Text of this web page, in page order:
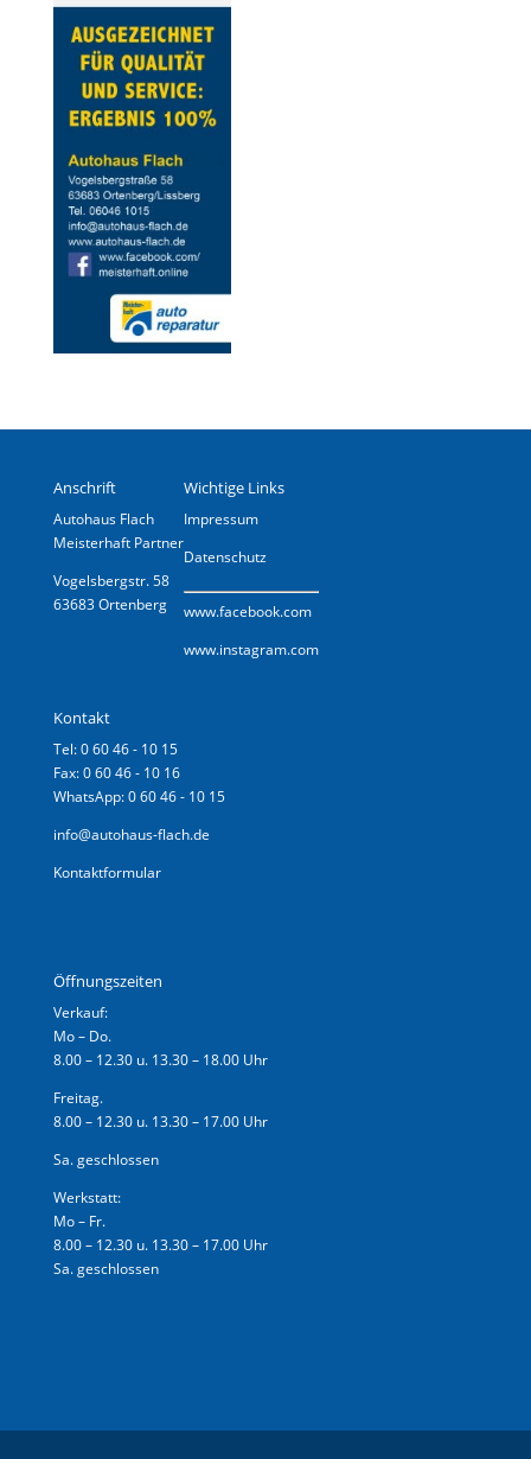
Anschrift
Autohaus Flach
Meisterhaft Partner
Vogelsbergstr. 58
63683 Ortenberg
Wichtige Links
Impressum
Datenschutz
www.facebook.com
www.instagram.com
Kontakt
Tel: 0 60 46 - 10 15
Fax: 0 60 46 - 10 16
WhatsApp: 0 60 46 - 10 15
info@autohaus-flach.de
Kontaktformular
Öffnungszeiten
Verkauf:
Mo – Do.
8.00 – 12.30 u. 13.30 – 18.00 Uhr
Freitag.
8.00 – 12.30 u. 13.30 – 17.00 Uhr
Sa. geschlossen
Werkstatt:
Mo – Fr.
8.00 – 12.30 u. 13.30 – 17.00 Uhr
Sa. geschlossen